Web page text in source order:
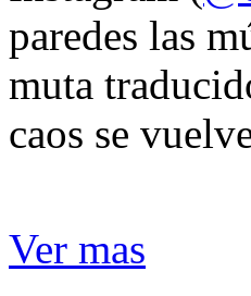
paredes las
muta
caos se
Ver mas